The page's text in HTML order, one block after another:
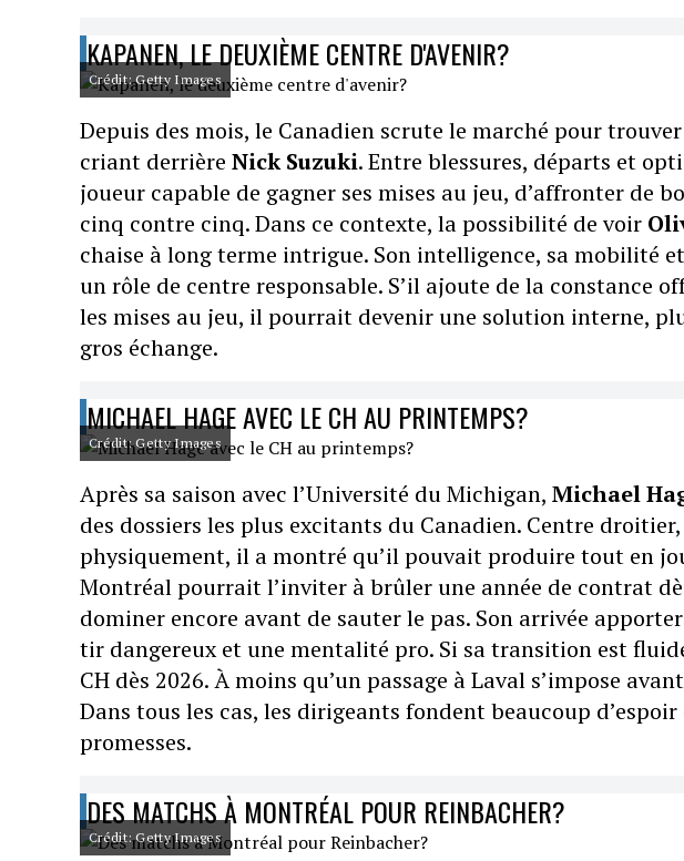
KAPANEN, LE DEUXIÈME CENTRE D'AVENIR?
Crédit: Getty Images
Depuis des mois, le Canadien scrute le marché pour
criant derrière Nick Suzuki. Entre blessures, départs et
joueur capable de gagner ses mises au jeu, d’affronter de
cinq contre cinq. Dans ce contexte, la possibilité de voir
chaise à long terme intrigue. Son intelligence, sa mobilité
un rôle de centre responsable. S’il ajoute de la constance
les mises au jeu, il pourrait devenir une solution interne,
gros échange.
MICHAEL HAGE AVEC LE CH AU PRINTEMPS?
Crédit: Getty Images
Après sa saison avec l’Université du Michigan, Michael
des dossiers les plus excitants du Canadien. Centre
physiquement, il a montré qu’il pouvait produire tout en
Montréal pourrait l’inviter à brûler une année de contrat
dominer encore avant de sauter le pas. Son arrivée
tir dangereux et une mentalité pro. Si sa transition est
CH dès 2026. À moins qu’un passage à Laval s’impose
Dans tous les cas, les dirigeants fondent beaucoup
promesses.
DES MATCHS À MONTRÉAL POUR REINBACHER?
Crédit: Getty Images